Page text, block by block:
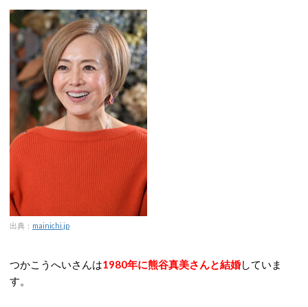
出典： mainichi.jp
つかこうへいさんは1980年に熊谷真美さんと結婚していま
す。